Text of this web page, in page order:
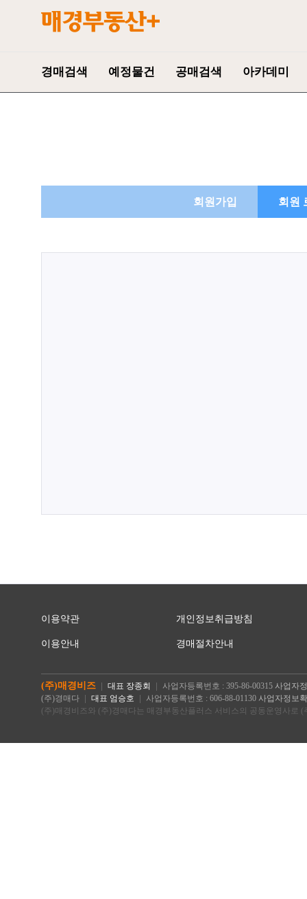
경매검색 예정물건 공매검색 아카데미
회원가입 회원
이용약관
이용안내
개인정보취급방침
경매절차안내
(주)매경비즈 대표 장종회 사업자등록번호 : 395-86-00315 사업자
(주)경매다
대표 엄승호 사업자등록번호 : 606-88-01130 사업자정보
(주)매경비즈와 (주)경매다는 매경부동산플러스 서비스의 공동운영사로